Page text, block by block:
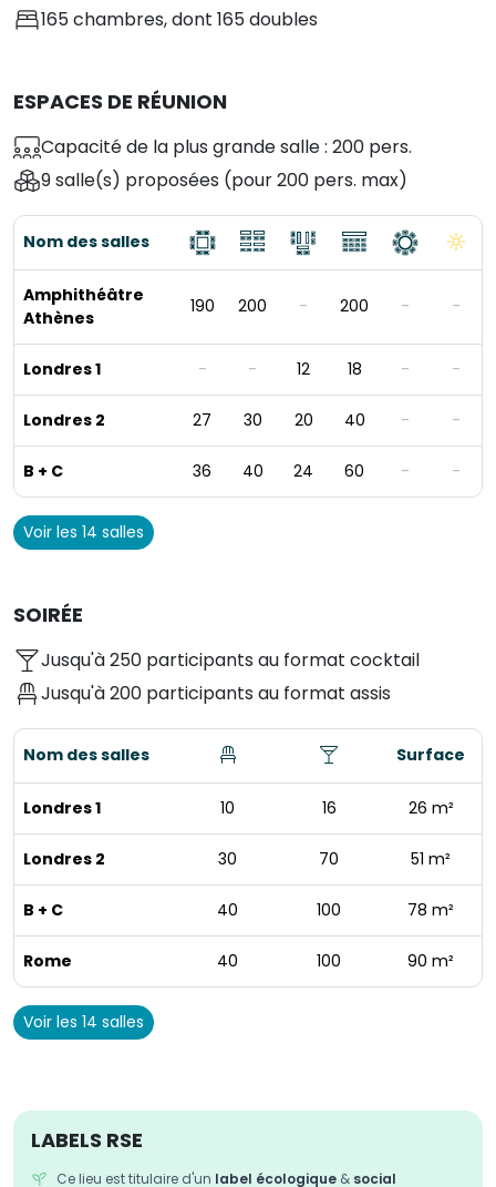
165 chambres, dont 165 doubles
ESPACES DE RÉUNION
Capacité de la plus grande salle : 200 pers.
9 salle(s) proposées (pour 200 pers. max)
Nom des salles
Amphithéâtre
Athènes
190 200 - 200 - -
Londres 1 - - 12 18 - -
Londres 2 27 30 20 40 - -
B + C 36 40 24 60 - -
Voir les 14 salles
SOIRÉE
Jusqu'à 250 participants au format cocktail
Jusqu'à 200 participants au format assis
Nom des salles Surface
Londres 1 10 16 26 m²
Londres 2 30 70 51 m²
B + C 40 100 78 m²
Rome 40 100 90 m²
Voir les 14 salles
LABELS RSE
Ce lieu est titulaire d'un label écologique & social